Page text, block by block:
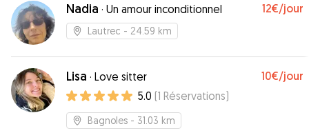
Nadia · Un amour inconditionnel 12€/jour
Lautrec - 24.59 km
Lisa · Love sitter 10€/jour
5.0 (1 Réservations)
Bagnoles - 31.03 km